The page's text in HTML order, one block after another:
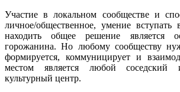
Участие в локальном сообществе и
личное/общественное, умение
находить общее решение является
горожанина. Но любому сообществу
формируется, коммуницирует и
местом является любой соседский
культурный центр.